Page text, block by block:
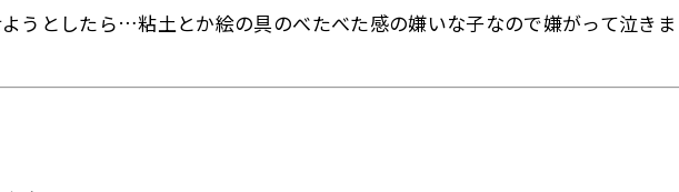
ようとしたら…粘土とか絵の具のべたべた感の嫌いな子なので嫌がって泣きま